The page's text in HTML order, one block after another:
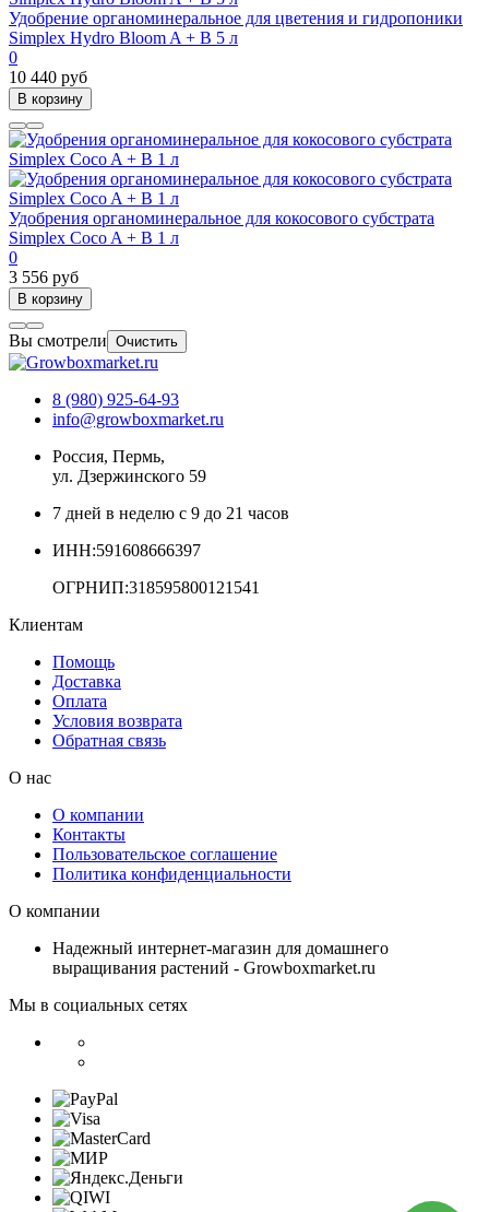
Удобрение органоминеральное для цветения и гидропоники
Simplex Hydro Bloom A + B 5 л
0
10 440 руб
В корзину
Удобрения органоминеральное для кокосового субстрата
Simplex Coco A + B 1 л
0
3 556 руб
В корзину
Вы смотрели Очистить
8 (980) 925-64-93
info@growboxmarket.ru
Россия, Пермь,
ул. Дзержинского 59
7 дней в неделю с 9 до 21 часов
ИНН:591608666397
ОГРНИП:318595800121541
Клиентам
Помощь
Доставка
Оплата
Условия возврата
Обратная связь
О нас
О компании
Контакты
Пользовательское соглашение
Политика конфиденциальности
О компании
Надежный интернет-магазин для домашнего
выращивания растений - Growboxmarket.ru
Мы в социальных сетях